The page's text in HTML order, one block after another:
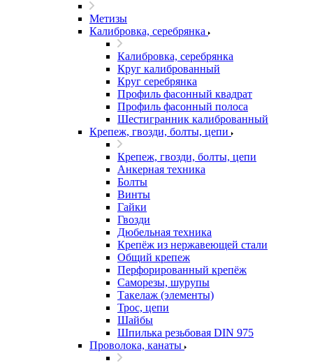
Метизы
Калибровка, серебрянка
Калибровка, серебрянка
Круг калиброванный
Круг серебрянка
Профиль фасонный квадрат
Профиль фасонный полоса
Шестигранник калиброванный
Крепеж, гвозди, болты, цепи
Крепеж, гвозди, болты, цепи
Анкерная техника
Болты
Винты
Гайки
Гвозди
Дюбельная техника
Крепёж из нержавеющей стали
Общий крепеж
Перфорированный крепёж
Саморезы, шурупы
Такелаж (элементы)
Трос, цепи
Шайбы
Шпилька резьбовая DIN 975
Проволока, канаты